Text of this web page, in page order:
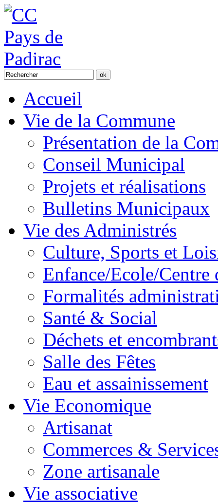
Accueil
Vie de la Commune
Présentation de la
Conseil Municipal
Projets et réalisations
Bulletins Municipaux
Vie des Administrés
Culture, Sports et
Enfance/Ecole/Centre
Formalités
Santé & Social
Déchets et
Salle des Fêtes
Eau et assainissement
Vie Economique
Artisanat
Commerces &
Zone artisanale
Vie associative